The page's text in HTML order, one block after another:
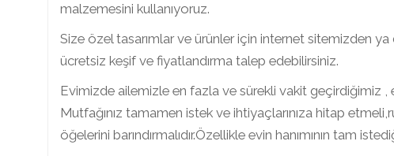
malzemesini kullanıyoruz.
Size özel tasarımlar ve ürünler için internet sitemizden
ücretsiz keşif ve fiyatlandırma talep edebilirsiniz.
Evimizde ailemizle en fazla ve sürekli vakit geçirdiğimiz ,
Mutfağınız tamamen istek ve ihtiyaçlarınıza hitap
öğelerini barındırmalıdır.Özellikle evin hanımının tam